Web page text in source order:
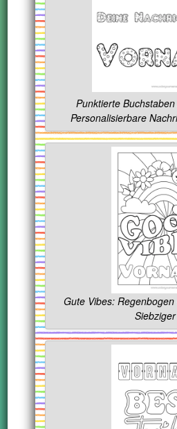
Punktierte
Personalisierbare
Gute Vibes:
Siebziger